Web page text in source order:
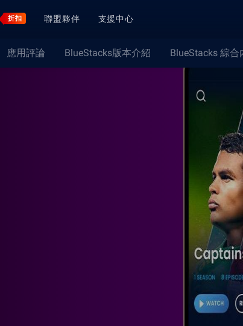
折扣 聯盟夥伴 支援中心
應用評論 BlueStacks版本介紹 BlueStacks 綜合